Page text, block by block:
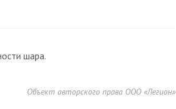
шара.
Объект авторского права ООО «Легион»